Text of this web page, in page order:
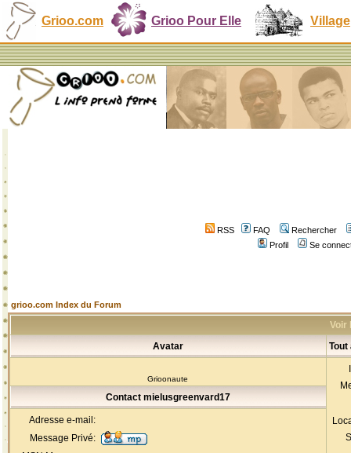
Grioo.com Grioo Pour Elle Village
RSS FAQ
Rechercher
Profil
Se
grioo.com Index du Forum
Voir
Avatar
Tout
Grioonaute
Contact mielusgreenvard17
Adresse e-mail:
Message Privé: